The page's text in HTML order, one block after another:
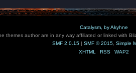
Catalysm, by Akyhne
themes author are in any way affiliated or linked with
SMF 2.0.15 | SMF © 2015 Simple
XHTML
RSS WAP2